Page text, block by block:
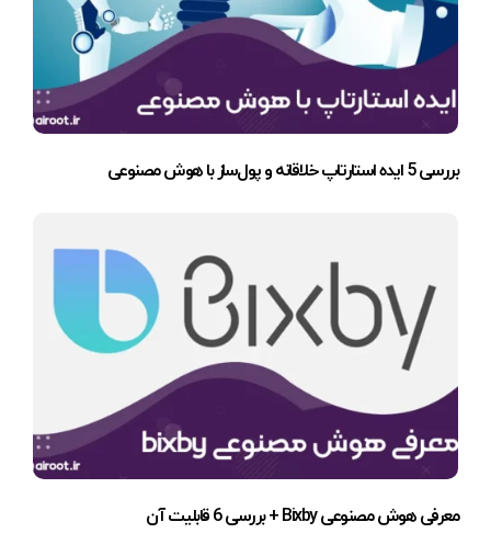
بررسی 5 ایده استارتاپ خلاقانه و پول‌ساز با هوش مصنوعی
معرفی هوش مصنوعی Bixby + بررسی 6 قابلیت آن